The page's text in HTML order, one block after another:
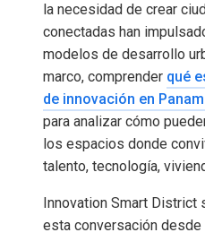
la necesidad de crear
conectadas han
modelos de desarrollo
marco, comprender qué
de innovación en
para analizar cómo
los espacios donde
talento, tecnología,
Innovation Smart District
esta conversación desde